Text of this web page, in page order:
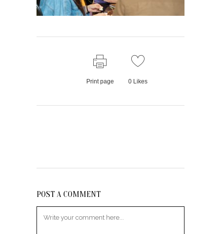
Print page 0Likes
POST A COMMENT